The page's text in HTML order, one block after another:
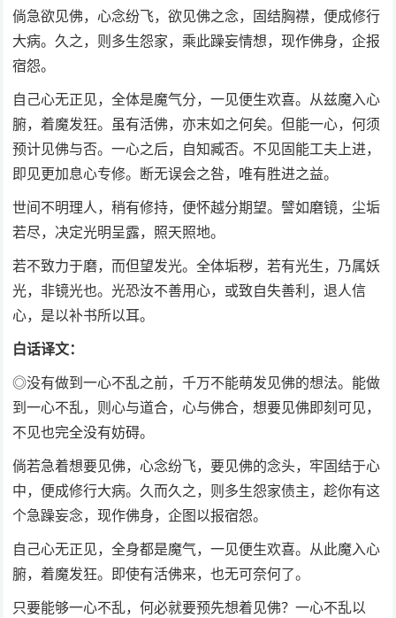
倘急欲见佛，心念纷飞，欲见佛之念，固结胸襟，便成修行
大病。久之，则多生怨家，乘此躁妄情想，现作佛身，企报
宿怨。
自己心无正见，全体是魔气分，一见便生欢喜。从兹魔入心
腑，着魔发狂。虽有活佛，亦末如之何矣。但能一心，何须
预计见佛与否。一心之后，自知臧否。不见固能工夫上进，
即见更加息心专修。断无误会之咎，唯有胜进之益。
世间不明理人，稍有修持，便怀越分期望。譬如磨镜，尘垢
若尽，决定光明呈露，照天照地。
若不致力于磨，而但望发光。全体垢秽，若有光生，乃属妖
光，非镜光也。光恐汝不善用心，或致自失善利，退人信
心，是以补书所以耳。
白话译文：
◎没有做到一心不乱之前，千万不能萌发见佛的想法。能做
到一心不乱，则心与道合，心与佛合，想要见佛即刻可见，
不见也完全没有妨碍。
倘若急着想要见佛，心念纷飞，要见佛的念头，牢固结于心
中，便成修行大病。久而久之，则多生怨家债主，趁你有这
个急躁妄念，现作佛身，企图以报宿怨。
自己心无正见，全身都是魔气，一见便生欢喜。从此魔入心
腑，着魔发狂。即使有活佛来，也无可奈何了。
只要能够一心不乱，何必就要预先想着见佛？一心不乱以